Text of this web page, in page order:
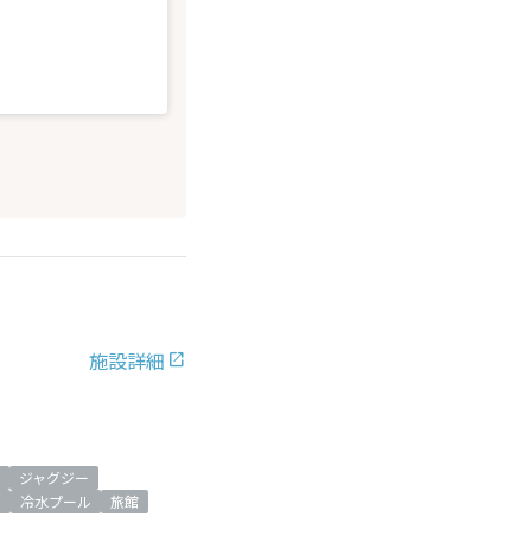
施設詳細
ジャグジー
冷水プール
旅館